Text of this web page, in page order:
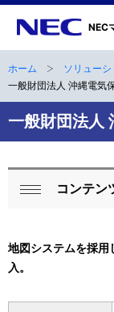
NEC
ナ
ビ
ゲ
B
e
a
r
ホーム ソリュー
一般財団法人 沖縄電気
一般財団法人
ロ
カる
コンテン
地図システムを採
入。